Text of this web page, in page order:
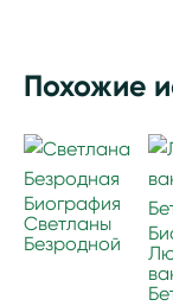
Похожие
Биография
Светланы
Безродной